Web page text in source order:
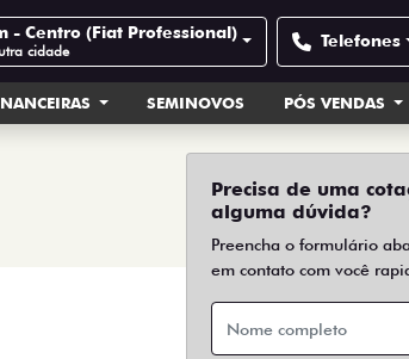
- Centro (Fiat Professional)
cidade Telefones
SEMINOVOS PÓS VENDAS
Precisa de uma
alguma dúvida?
Preencha o formulário
em contato com você